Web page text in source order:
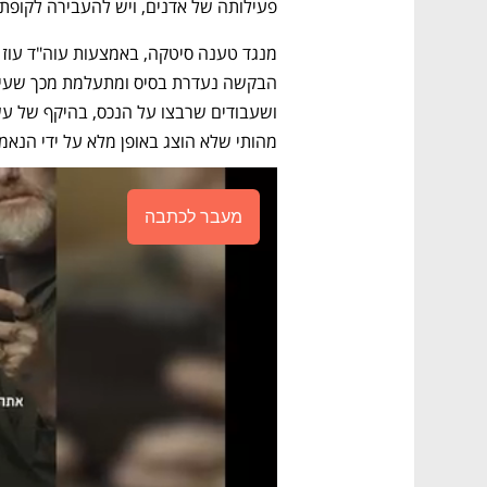
פעילותה של אדנים, ויש להעבירה
מהותי שלא הוצג באופן מלא על ידי
מעבר לכתבה